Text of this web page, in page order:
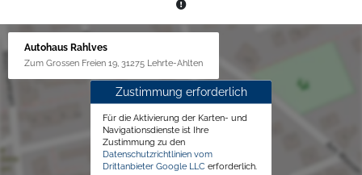
Autohaus Rahlves
Zum Grossen Freien 19, 31275 Lehrte-Ahlten
Zustimmung erforderlich
Für die Aktivierung der Karten- und
Navigationsdienste ist Ihre
Zustimmung zu den
Datenschutzrichtlinien vom
Drittanbieter Google LLC erforderlich.